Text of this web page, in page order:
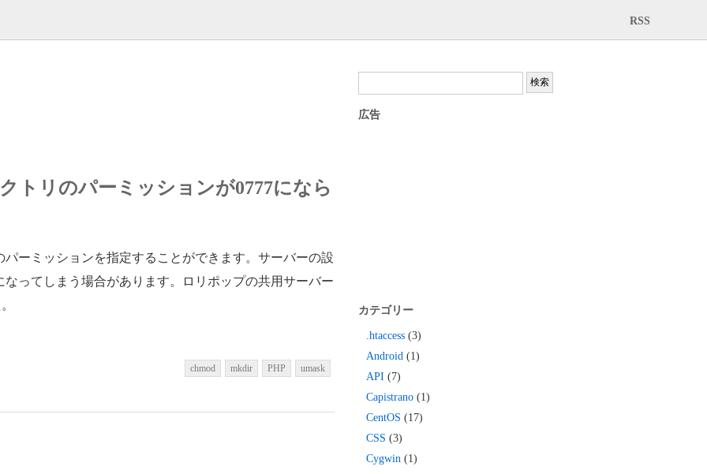
RSS
トリのパーミッションが0777になら
ーミッションを指定することができます。サーバーの設
ってしまう場合があります。ロリポップの共用サーバー
chmod mkdir PHP umask
広告
カテゴリー
.htaccess (3)
Android (1)
API (7)
Capistrano (1)
CentOS (17)
CSS (3)
Cygwin (1)